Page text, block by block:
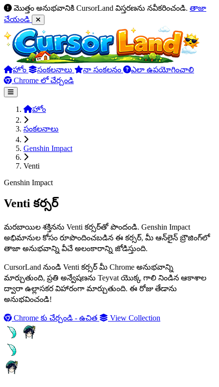
మొత్తం అనుభవానికి CursorLand విస్తరణను నవీకరించండి. తాజా
చేయండి
హోం సంకలనాలు నా సంకలనం
ఎలా ఉపయోగించాలి
Chrome లో చేర్చండి
హోం
సంకలనాలు
Genshin Impact
Venti
Genshin Impact
Venti కర్సర్
మరబాయిల శక్తినను Venti కర్సర్‌తో పొందండి. Genshin Impact
అభిమానుల కోసం రూపొందించబడిన ఈ కర్సర్, మీ ఆన్‌లైన్ బ్రౌజింగ్‌లో
తాజా అనుభవాన్ని వీచే అలంకారాన్ని జోడిస్తుంది.
CursorLand నుండి Venti కర్సర్ మీ Chrome అనుభవాన్ని
మార్చుతుంది, ప్రతి అన్వేషణను Teyvat యొక్క గాలి నిండిన ఆకాశాల
ద్వారా ఉల్లాసకర విహారంగా మార్చుతుంది. ఈ రోజు తేడాను
అనుభవించండి!
Chrome కు చేర్చండి - ఉచిత View Collection